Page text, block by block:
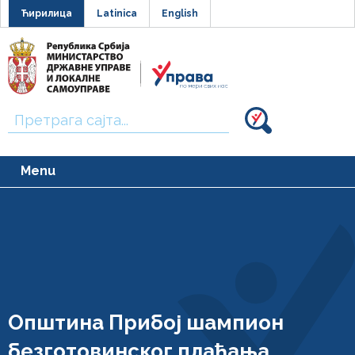
Ћирилица Latinica English
Тражи:
Menu
Општина Прибој шампион